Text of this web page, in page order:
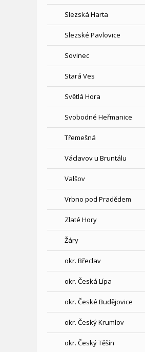
Slezská Harta
Slezské Pavlovice
Sovinec
Stará Ves
Světlá Hora
Svobodné Heřmanice
Třemešná
Václavov u Bruntálu
Valšov
Vrbno pod Pradědem
Zlaté Hory
Žáry
okr. Břeclav
okr. Česká Lípa
okr. České Budějovice
okr. Český Krumlov
okr. Český Těšín